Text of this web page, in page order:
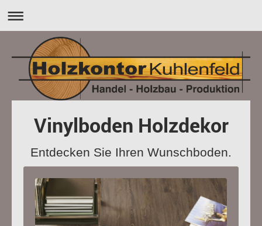
Vinylboden Holzdekor
Entdecken Sie Ihren Wunschboden.